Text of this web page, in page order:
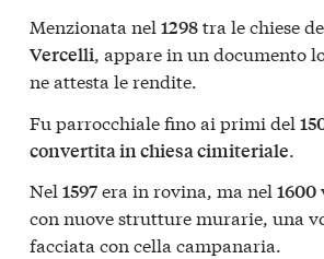
Menzionata nel 1298tra le chiese
Vercelli, appare in un documento
ne attesta le rendite.
Fu parrocchiale fino ai primi del
convertita in chiesa cimiteriale.
Nel 1597era in rovina, ma nel 1600
con nuove strutture murarie, una
facciata con cella campanaria.